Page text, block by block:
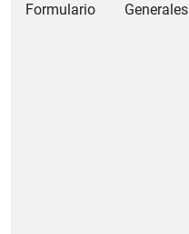
Formulario Generales